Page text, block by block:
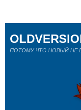
ПОТОМУ ЧТО НОВЫЙ НЕ